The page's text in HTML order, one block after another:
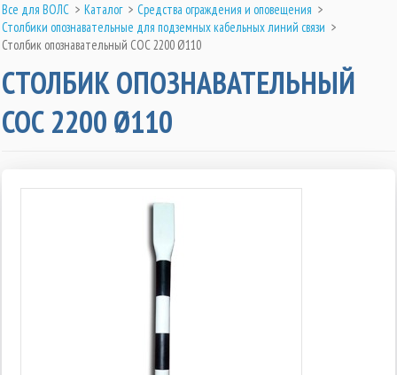
Все для ВОЛС > Каталог > Средства ограждения и оповещения >
Столбики опознавательные для подземных кабельных линий связи >
Столбик опознавательный СОС 2200 Ø110
СТОЛБИК ОПОЗНАВАТЕЛЬНЫЙ
СОС 2200 Ø110